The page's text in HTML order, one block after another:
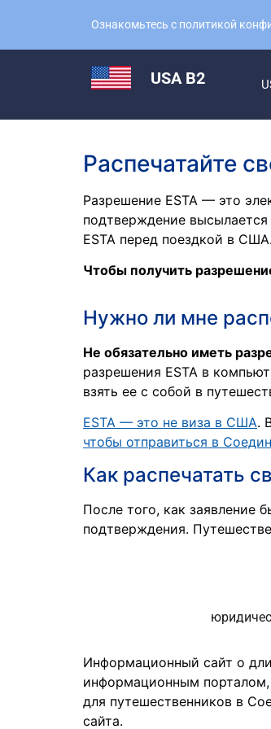
Ознакомьтесь с политикой
USA B2
Распечатайте
Разрешение ESTA — это
подтверждение
ESTA перед поездкой в США.
Чтобы получить
Нужно ли мне
Не обязательно иметь
разрешения ESTA в
взять ее с собой в
ESTA — это не виза в США.
чтобы отправиться в
Как распечатать
После того, как заявление
подтверждения.
Информационный сайт о
информационным
для путешественников в
сайта.